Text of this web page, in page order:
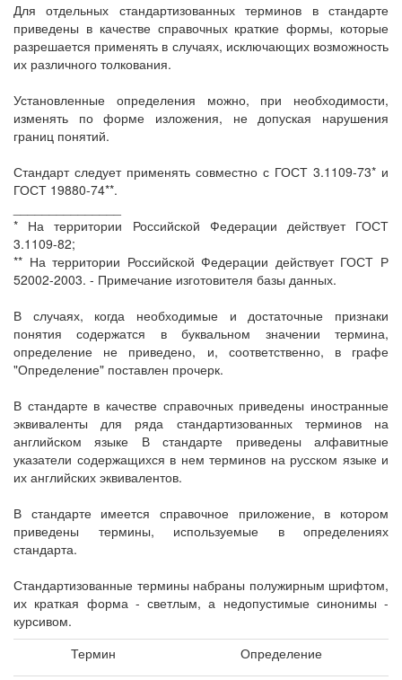
Для отдельных стандартизованных терминов в стандарте
приведены в качестве справочных краткие формы, которые
разрешается применять в случаях, исключающих возможность
их различного толкования.
Установленные определения можно, при необходимости,
изменять по форме изложения, не допуская нарушения
границ понятий.
Стандарт следует применять совместно с ГОСТ 3.1109-73* и
ГОСТ 19880-74**.
* На территории Российской Федерации действует ГОСТ
3.1109-82;
** На территории Российской Федерации действует ГОСТ Р
52002-2003. - Примечание изготовителя базы данных.
В случаях, когда необходимые и достаточные признаки
понятия содержатся в буквальном значении термина,
определение не приведено, и, соответственно, в графе
"Определение" поставлен прочерк.
В стандарте в качестве справочных приведены иностранные
эквиваленты для ряда стандартизованных терминов на
английском языке В стандарте приведены алфавитные
указатели содержащихся в нем терминов на русском языке и
их английских эквивалентов.
В стандарте имеется справочное приложение, в котором
приведены термины, используемые в определениях
стандарта.
Стандартизованные термины набраны полужирным шрифтом,
их краткая форма - светлым, а недопустимые синонимы -
курсивом.
Термин
Определение